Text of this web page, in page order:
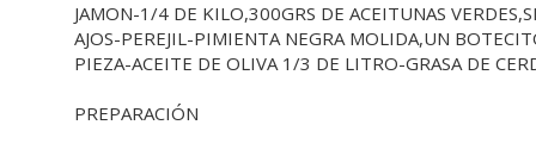
JAMON-1/4 DE KILO,300GRS DE ACEITUNAS
AJOS-PEREJIL-PIMIENTA NEGRA MOLIDA,UN
PIEZA-ACEITE DE OLIVA 1/3 DE LITRO-GRASA DE
PREPARACIÓN